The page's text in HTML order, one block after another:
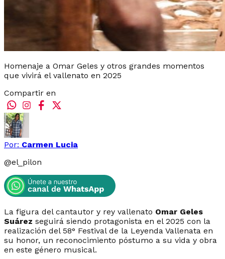
Homenaje a Omar Geles y otros grandes momentos
que vivirá el vallenato en 2025
Compartir en
Por: Carmen Lucia
@el_pilon
La figura del cantautor y rey vallenato Omar Geles
Suárez seguirá siendo protagonista en el 2025 con la
realización del 58° Festival de la Leyenda Vallenata en
su honor, un reconocimiento póstumo a su vida y obra
en este género musical.